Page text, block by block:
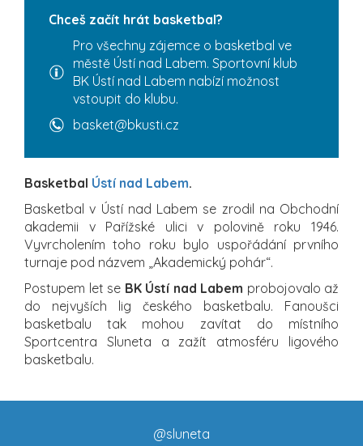
Chceš začít hrát basketbal?
Pro všechny zájemce o basketbal ve
městě Ústí nad Labem. Sportovní klub
BK Ústí nad Labem nabízí možnost
vstoupit do klubu.
basket@bkusti.cz
Basketbal Ústí nad Labem.
Basketbal v Ústí nad Labem se zrodil na Obchodní
akademii v Pařížské ulici v polovině roku 1946.
Vyvrcholením toho roku bylo uspořádání prvního
turnaje pod názvem „Akademický pohár“.
Postupem let se BK Ústí nad Labem probojovalo až
do nejvyších lig českého basketbalu. Fanoušci
basketbalu tak mohou zavítat do místního
Sportcentra Sluneta a zažít atmosféru ligového
basketbalu.
@sluneta